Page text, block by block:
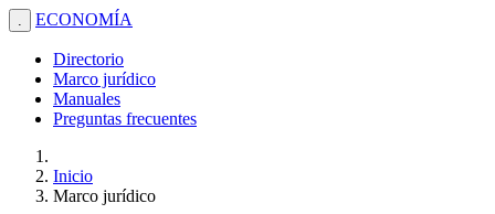
. ECONOMÍA
Directorio
Marco jurídico
Manuales
Preguntas frecuentes
Inicio
Marco jurídico